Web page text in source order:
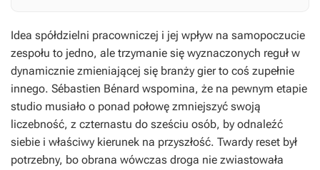
Idea spółdzielni pracowniczej i jej wpływ na samopoczucie
zespołu to jedno, ale trzymanie się wyznaczonych reguł w
dynamicznie zmieniającej się branży gier to coś zupełnie
innego. Sébastien Bénard wspomina, że na pewnym etapie
studio musiało o ponad połowę zmniejszyć swoją
liczebność, z czternastu do sześciu osób, by odnaleźć
siebie i właściwy kierunek na przyszłość. Twardy reset był
potrzebny, bo obrana wówczas droga nie zwiastowała